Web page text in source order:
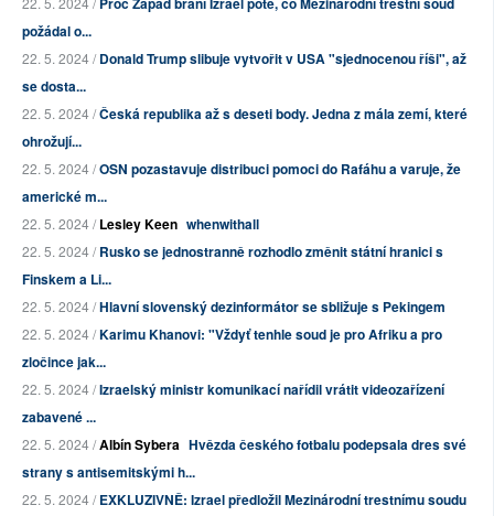
požádal o...
22. 5. 2024 /Donald Trump slibuje vytvořit v USA "sjednocenou říši", až
se dosta...
22. 5. 2024 /Česká republika až s deseti body. Jedna z mála zemí, které
ohrožují...
22. 5. 2024 /OSN pozastavuje distribuci pomoci do Rafáhu a varuje, že
americké m...
22. 5. 2024 /Lesley Keen whenwithall
22. 5. 2024 /Rusko se jednostranně rozhodlo změnit státní hranici s
Finskem a Li...
22. 5. 2024 /Hlavní slovenský dezinformátor se sbližuje s Pekingem
22. 5. 2024 /Karimu Khanovi: "Vždyť tenhle soud je pro Afriku a pro
zločince jak...
22. 5. 2024 /Izraelský ministr komunikací nařídil vrátit videozařízení
zabavené ...
22. 5. 2024 /Albín Sybera Hvězda českého fotbalu podepsala dres své
strany s antisemitskými h...
22. 5. 2024 /EXKLUZIVNĚ: Izrael předložil Mezinárodní trestnímu soudu